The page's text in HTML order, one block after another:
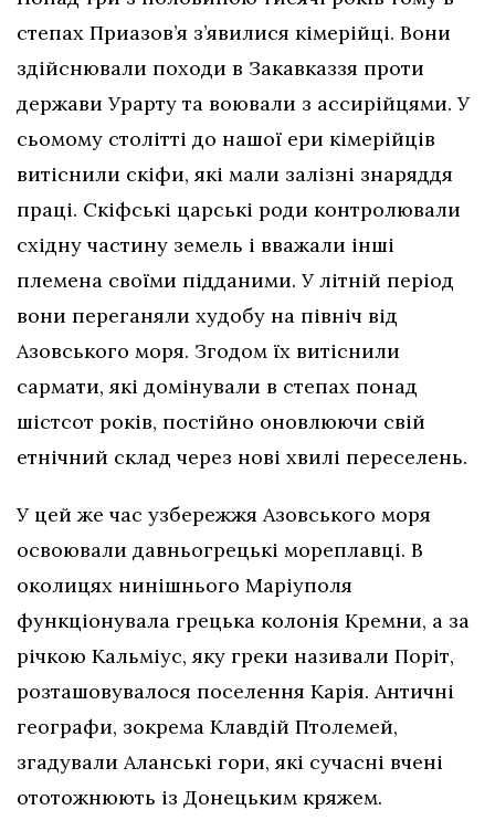
степах Приазов’я з’явилися кімерійці. Вони
здійснювали походи в Закавказзя проти
держави Урарту та воювали з ассирійцями. У
сьомому столітті до нашої ери кімерійців
витіснили скіфи, які мали залізні знаряддя
праці. Скіфські царські роди контролювали
східну частину земель і вважали інші
племена своїми підданими. У літній період
вони переганяли худобу на північ від
Азовського моря. Згодом їх витіснили
сармати, які домінували в степах понад
шістсот років, постійно оновлюючи свій
етнічний склад через нові хвилі переселень.
У цей же час узбережжя Азовського моря
освоювали давньогрецькі мореплавці. В
околицях нинішнього Маріуполя
функціонувала грецька колонія Кремни, а за
річкою Кальміус, яку греки називали Поріт,
розташовувалося поселення Карія. Античні
географи, зокрема Клавдій Птолемей,
згадували Аланські гори, які сучасні вчені
ототожнюють із Донецьким кряжем.